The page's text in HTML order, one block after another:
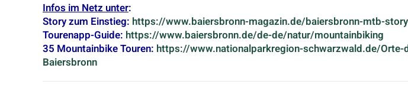
Infos im Netz unter:
Story zum Einstieg: https://www.baiersbronn-magazin.de/baiersbronn-mtb-story
Tourenapp-Guide: https://www.baiersbronn.de/de-de/natur/mountainbiking
35 Mountainbike Touren: https://www.nationalparkregion-schwarzwald.de/
Baiersbronn